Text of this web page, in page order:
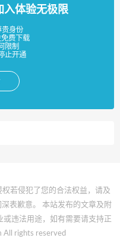
入体验无极限
贵身份
费下载
限制
止开通
若侵犯了您的合法权益，请及
表歉意。 本站发布的文章及附
违法用途，如有需要请支持正
All rights reserved